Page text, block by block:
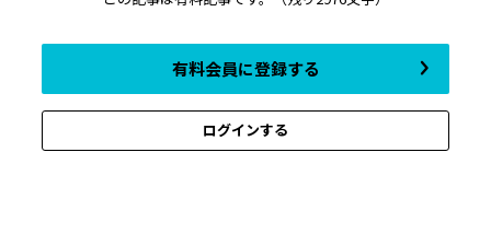
有料会員に登録する
ログインする